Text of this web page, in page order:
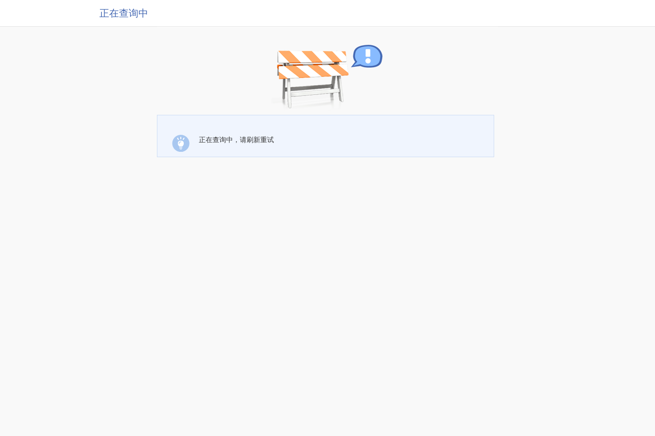
正在查询中
正在查询中，请刷新重试